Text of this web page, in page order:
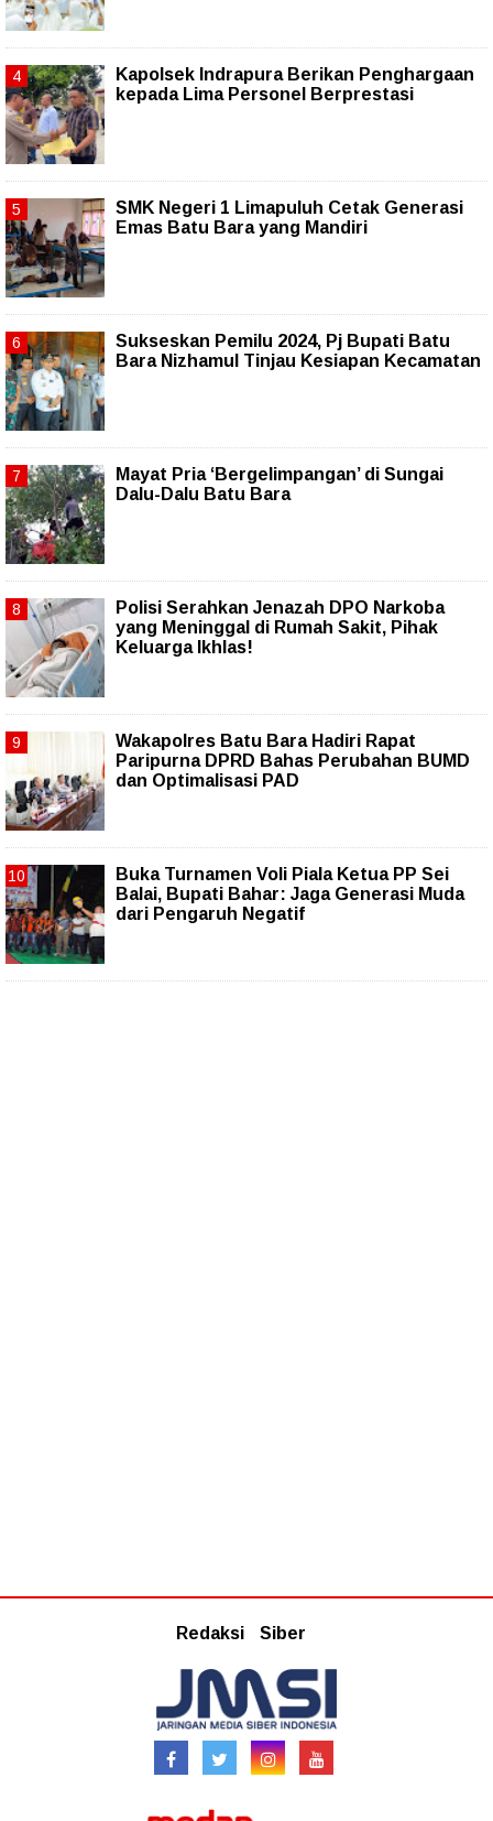
Kapolsek Indrapura Berikan Penghargaan
kepada Lima Personel Berprestasi
SMK Negeri 1 Limapuluh Cetak Generasi
Emas Batu Bara yang Mandiri
Sukseskan Pemilu 2024, Pj Bupati Batu
Bara Nizhamul Tinjau Kesiapan Kecamatan
Mayat Pria ‘Bergelimpangan’ di Sungai
Dalu-Dalu Batu Bara
Polisi Serahkan Jenazah DPO Narkoba
yang Meninggal di Rumah Sakit, Pihak
Keluarga Ikhlas!
Wakapolres Batu Bara Hadiri Rapat
Paripurna DPRD Bahas Perubahan BUMD
dan Optimalisasi PAD
Buka Turnamen Voli Piala Ketua PP Sei
Balai, Bupati Bahar: Jaga Generasi Muda
dari Pengaruh Negatif
Redaksi Siber